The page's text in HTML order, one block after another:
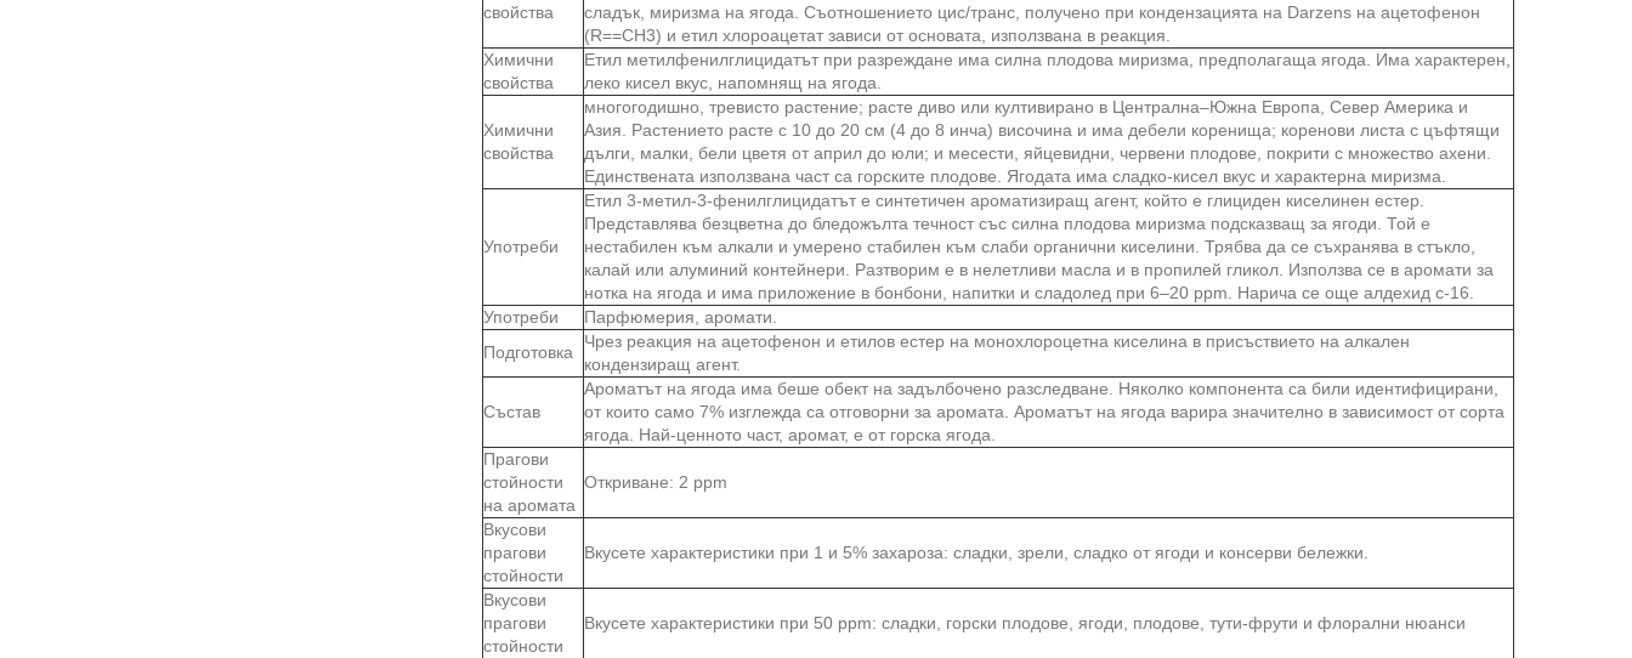
свойства
сладък, миризма на ягода. Съотношението цис/транс, получено при кондензацията на Darzens на ацетофенон
(R==CH3) и етил хлороацетат зависи от основата, използвана в реакция.
Химични
свойства
Етил метилфенилглицидатът при разреждане има силна плодова миризма, предполагаща ягода. Има характерен,
леко кисел вкус, напомнящ на ягода.
Химични
свойства
многогодишно, тревисто растение; расте диво или култивирано в Централна–Южна Европа, Север Америка и
Азия. Растението расте с 10 до 20 см (4 до 8 инча) височина и има дебели коренища; коренови листа с цъфтящи
дълги, малки, бели цветя от април до юли; и месести, яйцевидни, червени плодове, покрити с множество ахени.
Единствената използвана част са горските плодове. Ягодата има сладко-кисел вкус и характерна миризма.
Употреби
Етил 3-метил-3-фенилглицидатът е синтетичен ароматизиращ агент, който е глициден киселинен естер.
Представлява безцветна до бледожълта течност със силна плодова миризма подсказващ за ягоди. Той е
нестабилен към алкали и умерено стабилен към слаби органични киселини. Трябва да се съхранява в стъкло,
калай или алуминий контейнери. Разтворим е в нелетливи масла и в пропилей гликол. Използва се в аромати за
нотка на ягода и има приложение в бонбони, напитки и сладолед при 6–20 ppm. Нарича се още алдехид c-16.
Употреби
Парфюмерия, аромати.
Подготовка
Чрез реакция на ацетофенон и етилов естер на монохлороцетна киселина в присъствието на алкален
кондензиращ агент.
Състав
Ароматът на ягода има беше обект на задълбочено разследване. Няколко компонента са били идентифицирани,
от които само 7% изглежда са отговорни за аромата. Ароматът на ягода варира значително в зависимост от сорта
ягода. Най-ценното част, аромат, е от горска ягода.
Прагови
стойности
на аромата
Откриване: 2 ppm
Вкусови
прагови
стойности
Вкусете характеристики при 1 и 5% захароза: сладки, зрели, сладко от ягоди и консерви бележки.
Вкусови
прагови
стойности
Вкусете характеристики при 50 ppm: сладки, горски плодове, ягоди, плодове, тути-фрути и флорални нюанси